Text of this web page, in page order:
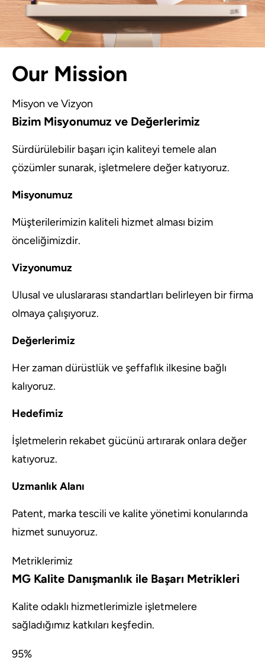
Our Mission
Misyon ve Vizyon
Bizim Misyonumuz ve Değerlerimiz
Sürdürülebilir başarı için kaliteyi temele alan
çözümler sunarak, işletmelere değer katıyoruz.
Misyonumuz
Müşterilerimizin kaliteli hizmet alması bizim
önceliğimizdir.
Vizyonumuz
Ulusal ve uluslararası standartları belirleyen bir firma
olmaya çalışıyoruz.
Değerlerimiz
Her zaman dürüstlük ve şeffaflık ilkesine bağlı
kalıyoruz.
Hedefimiz
İşletmelerin rekabet gücünü artırarak onlara değer
katıyoruz.
Uzmanlık Alanı
Patent, marka tescili ve kalite yönetimi konularında
hizmet sunuyoruz.
Metriklerimiz
MG Kalite Danışmanlık ile Başarı Metrikleri
Kalite odaklı hizmetlerimizle işletmelere
sağladığımız katkıları keşfedin.
95%